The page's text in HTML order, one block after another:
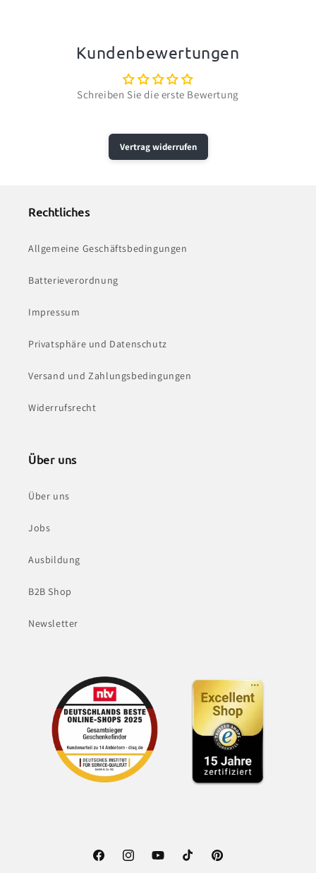
Kundenbewertungen
Schreiben Sie die erste Bewertung
Vertrag widerrufen
Rechtliches
Allgemeine Geschäftsbedingungen
Batterieverordnung
Impressum
Privatsphäre und Datenschutz
Versand und Zahlungsbedingungen
Widerrufsrecht
Über uns
Über uns
Jobs
Ausbildung
B2B Shop
Newsletter
FacebookInstagramYouTubeTikTok Pinterest